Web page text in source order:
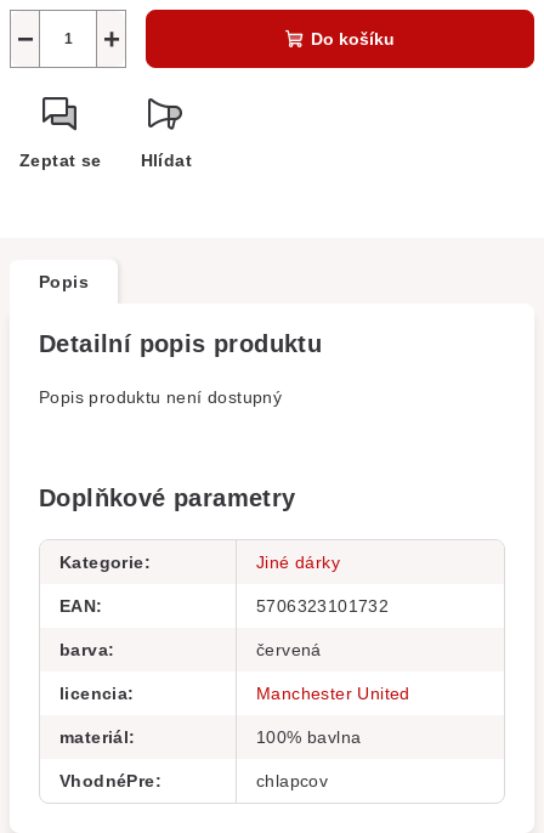
+
− Do košíku
Zeptat se Hlídat
Popis
Detailní popis produktu
Popis produktu není dostupný
Doplňkové parametry
Kategorie: Jiné dárky
EAN: 5706323101732
barva: červená
licencia: Manchester United
materiál: 100% bavlna
VhodnéPre: chlapcov